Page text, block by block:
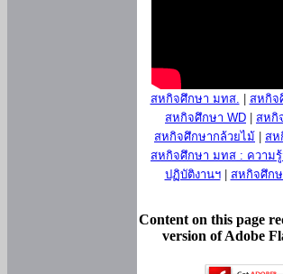
สหกิจศึกษา มทส.
สหกิจ
สหกิจศึกษา WD
สหกิ
สหกิจศึกษากล้วยไม้
สห
สหกิจศึกษา มทส : ความ
ปฏิบัติงานฯ| สหกิจศึก
Content on this page
version of Adobe